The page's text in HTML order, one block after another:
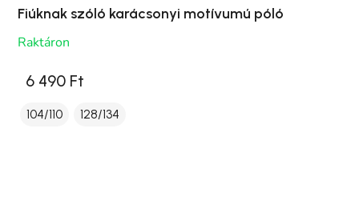
Fiúknak szóló karácsonyi motívumú póló
Raktáron
6 490 Ft
104/110 128/134